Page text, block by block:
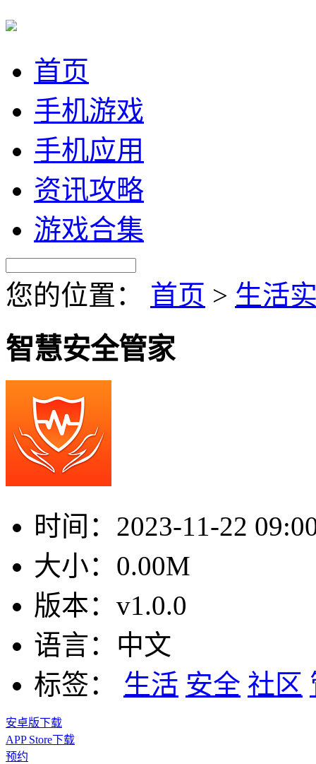
首页
手机游戏
手机应用
资讯攻略
游戏合集
您的位置： 首页 > 生活
智慧安全管家
时间： 2023-11-22
大小： 0.00M
版本： v1.0.0
语言： 中文
标签：
生活 安全 社区
安卓版下载
APP Store下载
预约